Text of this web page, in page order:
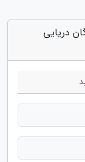
دریایی